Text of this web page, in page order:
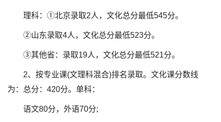
理科：①北京录取2人，文化总分最低545分。
②山东录取4人，文化总分最低523分。
③其他省：录取19人，文化总分最低521分。
2、按专业课(文理科混合)排名录取。文化课分数线
为：总分：420分。单科：
语文80分，外语70分;